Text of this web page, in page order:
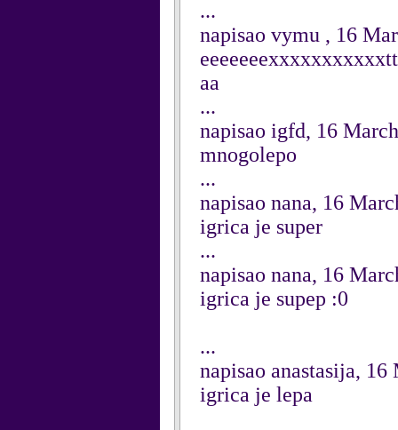
...
napisao vymu , 16
aa
...
napisao igfd, 16
mnogolepo
...
napisao nana, 16
igrica je super
...
napisao nana, 16
igrica je supep :0
...
napisao anastasija, 16
igrica je lepa